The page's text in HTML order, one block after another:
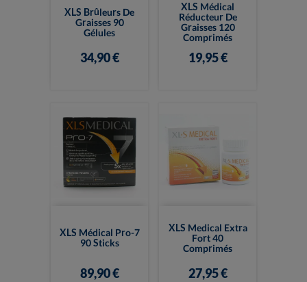
XLS Brûleurs De
Graisses 90
Gélules
34,90 €
XLS Médical
Réducteur De
Graisses 120
Comprimés
19,95 €
XLS Médical Pro-7
90 Sticks
89,90 €
XLS Medical Extra
Fort 40
Comprimés
27,95 €